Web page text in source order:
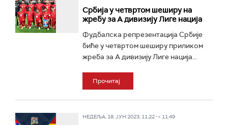
Србија у четвртом шеширу на
жребу за А дивизију Лиге нација
Фудбалска репрезентација Србије
биће у четвртом шеширу приликом
жреба за А дивизију Лиге нација...
Прочитај
НЕДЕЉА, 18. ЈУН 2023, 11:22 -> 11:49